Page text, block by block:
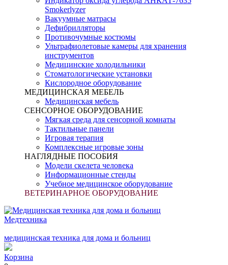
Smokerlyzer
Вакуумные матрасы
Дефибрилляторы
Противочумные костюмы
Ультрафиолетовые камеры для хранения
инструментов
Медицинские холодильники
Стоматологические установки
Кислородное оборудование
МЕДИЦИНСКАЯ МЕБЕЛЬ
Медицинская мебель
СЕНСОРНОЕ ОБОРУДОВАНИЕ
Мягкая среда для сенсорной комнаты
Тактильные панели
Игровая терапия
Комплексные игровые зоны
НАГЛЯДНЫЕ ПОСОБИЯ
Модели скелета человека
Информационные стенды
Учебное медицинское оборудование
ВЕТЕРИНАРНОЕ ОБОРУДОВАНИЕ
Медтехника
медицинская техника для дома и больниц
Корзина